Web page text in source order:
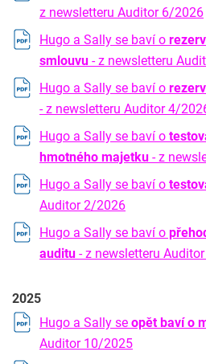
z newsletteru Auditor 6/2026
Hugo a Sally se baví o
smlouvu - z newsletteru
Hugo a Sally se baví o
- z newsletteru Auditor 4/
Hugo a Sally se baví o
hmotného majetku - z
Hugo a Sally se baví o
Auditor 2/2026
Hugo a Sally se baví o
auditu - z newsletteru
2025
Hugo a Sally se opět baví o
Auditor 10/2025